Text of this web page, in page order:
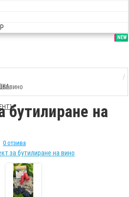
SALE
NEW
вино
бутилиране на
0 отзива